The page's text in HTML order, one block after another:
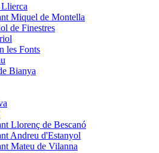
Llierca
Miquel de Montella
de Finestres
les Fonts
Bianya
Llorenç de Bescanó
Andreu d'Estanyol
Mateu de Vilanna